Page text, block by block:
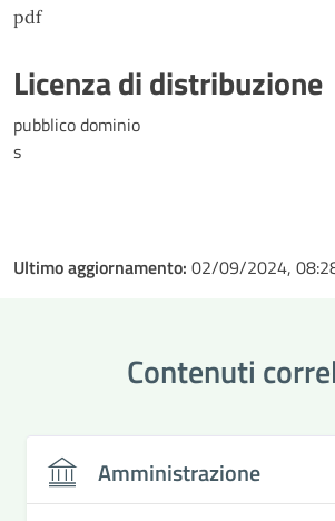
pdf
Licenza di distribuzione
pubblico dominio
s
Ultimo aggiornamento: 02/09/2024,
Contenuti
Amministrazione